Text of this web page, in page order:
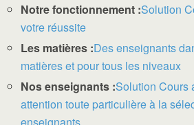
Notre fonctionnement :Solution
votre réussite
Les matières :Des enseignants
matières et pour tous les niveaux
Nos enseignants :Solution Cours
attention toute particulière à la